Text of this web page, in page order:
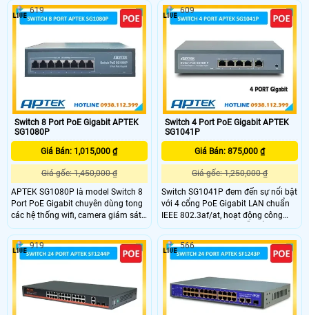
liệu lớn. SG1160 tương thích với
nhiều chuẩn Ethernet như 802.3,
802.3u, 802.3ab, hỗ trợ kiểm soát
trong sử dụng. Mỗi cổng PoE cung
cấp công suất tối đa 30W, tổng
công suất 120W, SG1083P còn tích
hợp VLAN mode, cô lập các cổng
PoE với nhau nâng cao hiệu suất.
Switch 8 Port PoE Gigabit APTEK
SG1080P
Giá Bán: 1,015,000 ₫
Giá gốc: 1,450,000 ₫
APTEK SG1080P là model Switch 8
Port PoE Gigabit chuyên dùng tong
các hệ thống wifi, camera giám sát
giúp truyền tín hiệu với khả năng
cấp nguồn qua cáp Ethernet lên đến
250m với chế độ extended. Switch
có công suất tối đa 30W mỗi cổng,
truyền tối đa 10 Mbps.
619
Switch 4 Port PoE Gigabit APTEK
SG1041P
Giá Bán: 875,000 ₫
Giá gốc: 1,250,000 ₫
Switch SG1041P đem đến sự nổi bật
với 4 cổng PoE Gigabit LAN chuẩn
IEEE 802.3af/at, hoạt động công
suất tối đa 30W cho mỗi cổng PoE,
tổng công suất tối đa 60W. Ngoài
ra, Switch còn có 1 cổng uplink
Gigabit để kết nối modem, switch
độ VLAN (V mode) giúp cô lập các
cổng PoE, nâng cao hiệu quả sử
dụng mạng.
609
919 566